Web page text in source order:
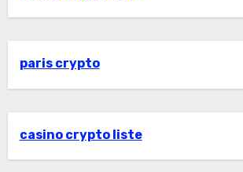
paris crypto
casino crypto liste